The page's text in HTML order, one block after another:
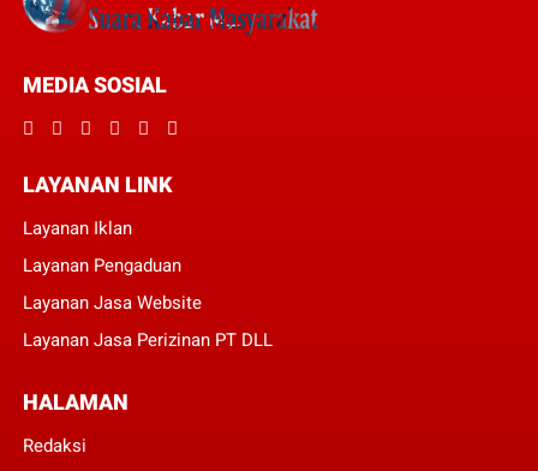
MEDIA SOSIAL
LAYANAN LINK
Layanan Iklan
Layanan Pengaduan
Layanan Jasa Website
Layanan Jasa Perizinan PT DLL
HALAMAN
Redaksi